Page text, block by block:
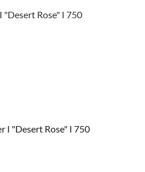
I "Desert Rose" I 750